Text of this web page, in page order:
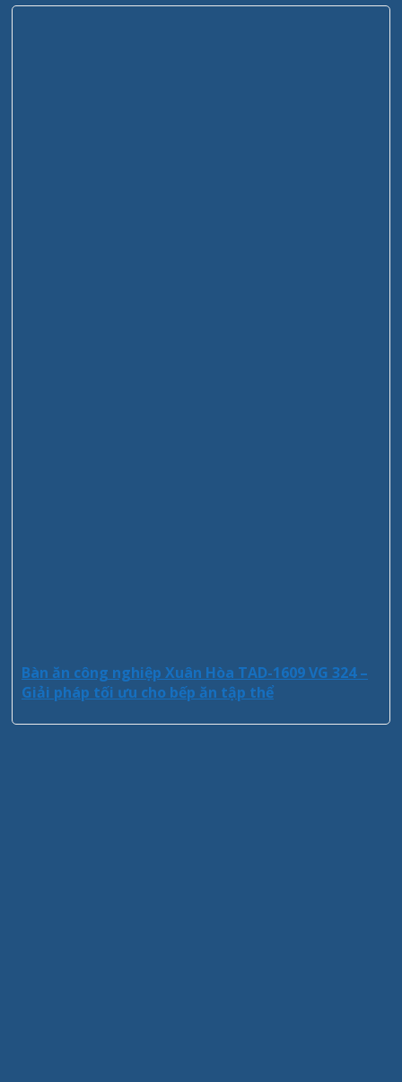
Bàn ăn công nghiệp Xuân Hòa TAD-1609 VG 324 –
Giải pháp tối ưu cho bếp ăn tập thể